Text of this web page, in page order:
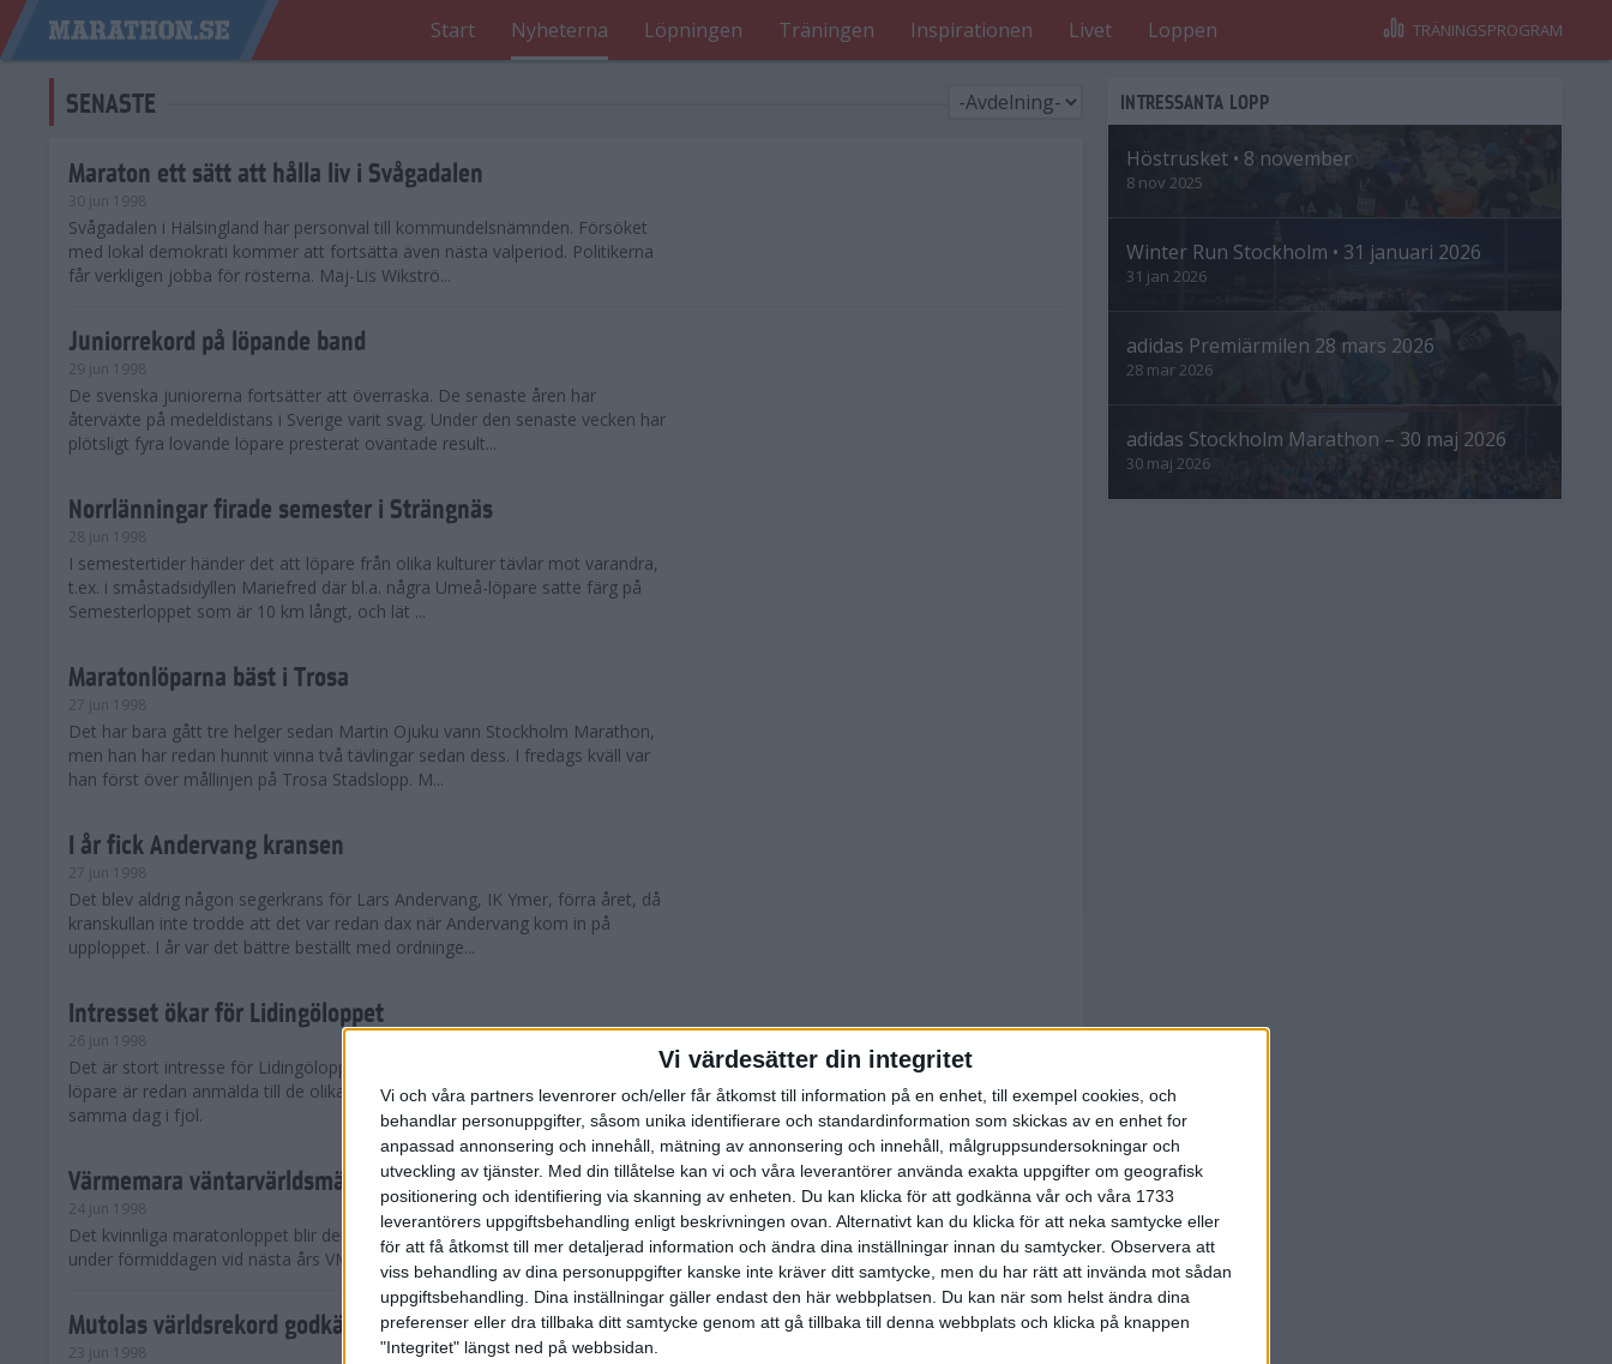
Vi värdesätter din integritet
Vi och våra partners levenrorer och/eller får åtkomst till information på en enhet, till exempel cookies, och
behandlar personuppgifter, såsom unika identifierare och standardinformation som skickas av en enhet for
anpassad annonsering och innehåll, mätning av annonsering och innehåll, målgruppsundersokningar och
utveckling av tjänster. Med din tillåtelse kan vi och våra leverantörer använda exakta uppgifter om geografisk
positionering och identifiering via skanning av enheten. Du kan klicka för att godkänna vår och våra 1733
leverantörers uppgiftsbehandling enligt beskrivningen ovan. Alternativt kan du klicka för att neka samtycke eller
för att få åtkomst till mer detaljerad information och ändra dina inställningar innan du samtycker. Observera att
viss behandling av dina personuppgifter kanske inte kräver ditt samtycke, men du har rätt att invända mot sådan
uppgiftsbehandling. Dina inställningar gäller endast den här webbplatsen. Du kan när som helst ändra dina
preferenser eller dra tillbaka ditt samtycke genom att gå tillbaka till denna webbplats och klicka på knappen
"Integritet" längst ned på webbsidan.
Start Nyheterna Löpningen Träningen Inspirationen Livet Loppen TRÄNINGSPROGRAM
SENASTE
Maraton ett sätt att hålla liv i Svågadalen
30 jun 1998
Svågadalen i Hälsingland har personval till kommundelsnämnden. Försöket
med lokal demokrati kommer att fortsätta även nästa valperiod. Politikerna
får verkligen jobba för rösterna. Maj-Lis Wikströ...
Juniorrekord på löpande band
29 jun 1998
De svenska juniorerna fortsätter att överraska. De senaste åren har
återväxte på medeldistans i Sverige varit svag. Under den senaste vecken har
plötsligt fyra lovande löpare presterat oväntade result...
Norrlänningar firade semester i Strängnäs
28 jun 1998
I semestertider händer det att löpare från olika kulturer tävlar mot varandra,
t.ex. i småstadsidyllen Mariefred där bl.a. några Umeå-löpare satte färg på
Semesterloppet som är 10 km långt, och lät ...
Maratonlöparna bäst i Trosa
27 jun 1998
Det har bara gått tre helger sedan Martin Ojuku vann Stockholm Marathon,
men han har redan hunnit vinna två tävlingar sedan dess. I fredags kväll var
han först över mållinjen på Trosa Stadslopp. M...
I år fick Andervang kransen
27 jun 1998
Det blev aldrig någon segerkrans för Lars Andervang, IK Ymer, förra året, då
kranskullan inte trodde att det var redan dax när Andervang kom in på
upploppet. I år var det bättre beställt med ordninge...
Intresset ökar för Lidingöloppet
26 jun 1998
Det är stort intresse för Lidingöloppet som avgörs den 3-4 oktober. 10 500
löpare är redan anmälda till de olika klassena. Det är hela 2 500 fler än
samma dag i fjol.
Värmemara väntarvärldsmästaraspiranter
24 jun 1998
Det kvinnliga maratonloppet blir den enda gren som kommer att avgöras
under förmiddagen vid nästa års VM i friidrott.
Mutolas världsrekord godkänns ej
23 jun 1998
INTRESSANTA LOPP
Höstrusket • 8 november
8 nov 2025
Winter Run Stockholm • 31 januari 2026
31 jan 2026
adidas Premiärmilen 28 mars 2026
28 mar 2026
adidas Stockholm Marathon – 30 maj 2026
30 maj 2026